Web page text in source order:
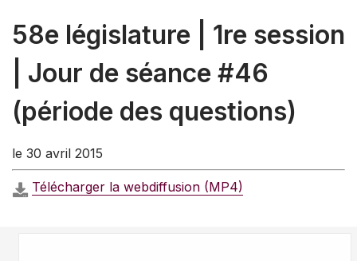
58e législature | 1re session
| Jour de séance #46
(période des questions)
le 30 avril 2015
Télécharger la webdiffusion (MP4)